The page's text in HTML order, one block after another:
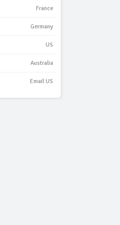
France
Germany
US
Australia
Email US